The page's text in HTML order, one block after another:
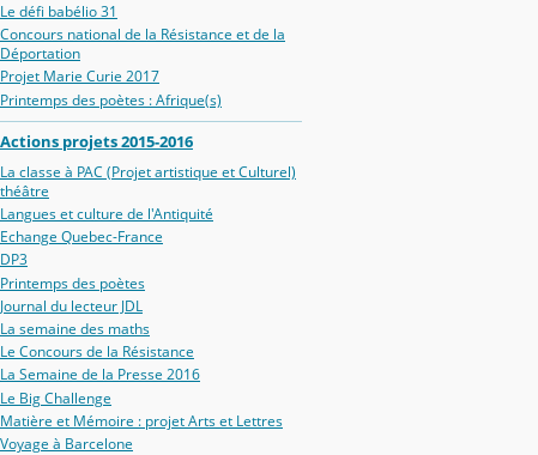
Le défi babélio 31
Concours national de la Résistance et de la
Déportation
Projet Marie Curie 2017
Printemps des poètes : Afrique(s)
Actions projets 2015-2016
La classe à PAC (Projet artistique et Culturel)
théâtre
Langues et culture de l'Antiquité
Echange Quebec-France
DP3
Printemps des poètes
Journal du lecteur JDL
La semaine des maths
Le Concours de la Résistance
La Semaine de la Presse 2016
Le Big Challenge
Matière et Mémoire : projet Arts et Lettres
Voyage à Barcelone